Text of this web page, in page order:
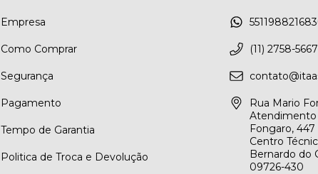
Empresa
Como Comprar
Segurança
Pagamento
Tempo de Garantia
Politica de Troca e Devolução
(11) 2758-
Rua Mario
Atendimento
Fongaro,
Centro
Bernardo do
09726-430